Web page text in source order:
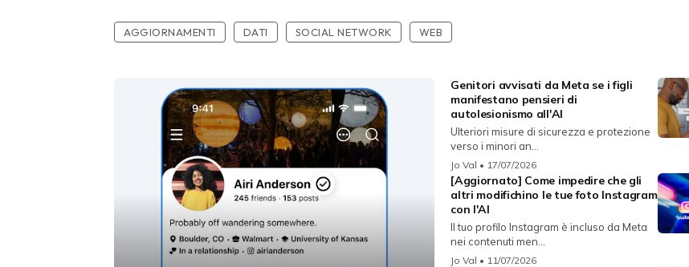
AGGIORNAMENTI DATI SOCIAL NETWORK WEB
Genitori avvisati da Meta se i figli
manifestano pensieri di
autolesionismo all'AI
Ulteriori misure di sicurezza e protezione
verso i minori an...
Jo Val • 17/07/2026
[Aggiornato] Come impedire che gli
altri modifichino le tue foto Instagram
con l'AI
Il tuo profilo Instagram è incluso da Meta
nei contenuti men...
Jo Val • 11/07/2026